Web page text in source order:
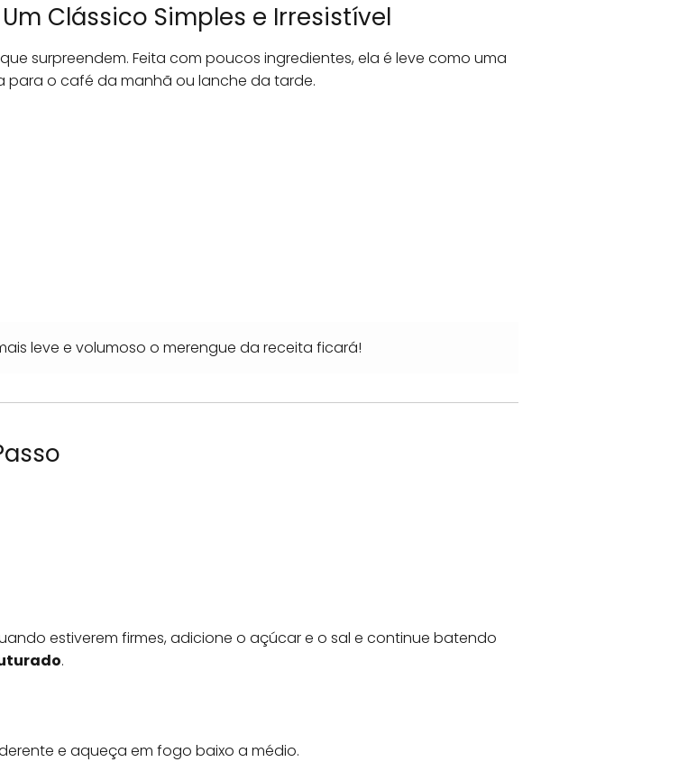
Clássico Simples e Irresistível
que surpreendem. Feita com poucos ingredientes, ela é leve como uma
para o café da manhã ou lanche da tarde.
leve e volumoso o merengue da receita ficará!
estiverem firmes, adicione o açúcar e o sal e continue batendo
.
e aqueça em fogo baixo a médio.